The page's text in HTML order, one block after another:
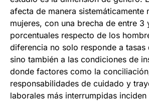
afecta de manera sistemáticamente
mujeres, con una brecha de entre 3
porcentuales respecto de los
diferencia no solo responde a
sino también a las condiciones de
donde factores como la
responsabilidades de cuidado y
laborales más interrumpidas